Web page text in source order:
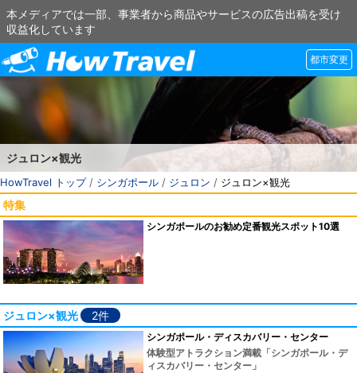
本メディアでは一部、事業者から商品やサービスの広告出稿を受け
収益化しています
都市変更
ジュロン×観光
HowTravel トップ/ シンガポール / ジュロン / ジュロン×観光
特集
シンガポールのお勧め定番観光スポット10選
ジュロン×観光 2件
シンガポール・ディスカバリー・センター
体験型アトラクション満載「シンガポール・デ
ィスカバリー・センター」